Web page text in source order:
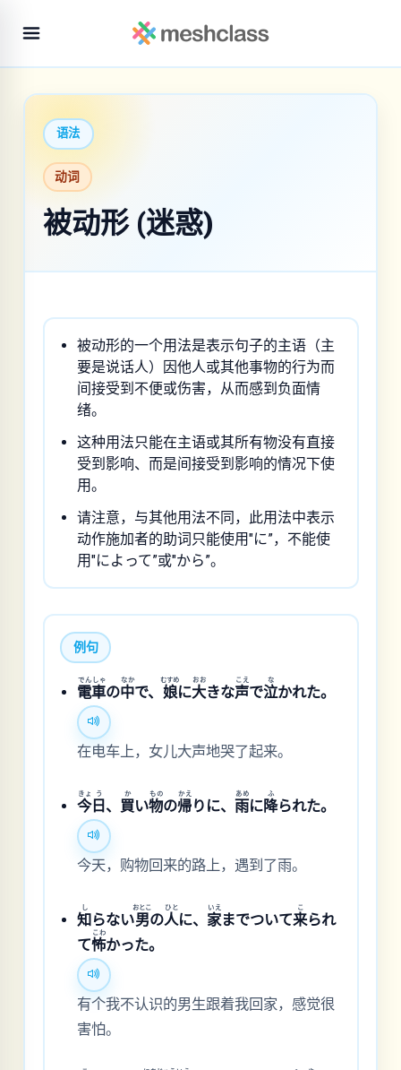
语法
动词
被动形 (迷惑)
被动形的一个用法是表示句子的主语（主
要是说话人）因他人或其他事物的行为而
间接受到不便或伤害，从而感到负面情
绪。
这种用法只能在主语或其所有物没有直接
受到影响、而是间接受到影响的情况下使
用。
请注意，与其他用法不同，此用法中表示
动作施加者的助词只能使用"に”，不能使
用"によって”或"から”。
例句
電
でん
車
しゃ
の中
なか
で、 娘
むすめ
に大
おお
きな声
こえ
で泣
な
かれた。
在电车上，女儿大声地哭了起来。
今
きょ
日
う
、 買
か
い物
もの
の帰
かえ
りに、雨
あめ
に降
ふ
られた。
今天，购物回来的路上，遇到了雨。
知
し
らない男
おとこ
の人
ひと
に、 家
いえ
までついて来
こ
られ
て怖
こわ
かった。
有个我不认识的男生跟着我回家，感觉很
害怕。